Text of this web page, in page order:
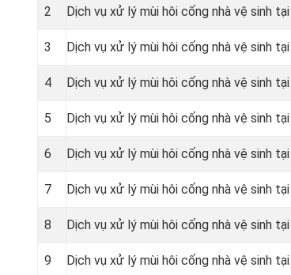
2 Dịch vụ xử lý mùi hôi cống nhà vệ sinh
3 Dịch vụ xử lý mùi hôi cống nhà vệ sinh
4 Dịch vụ xử lý mùi hôi cống nhà vệ sinh
5 Dịch vụ xử lý mùi hôi cống nhà vệ sinh
6 Dịch vụ xử lý mùi hôi cống nhà vệ sinh
7 Dịch vụ xử lý mùi hôi cống nhà vệ sinh
8 Dịch vụ xử lý mùi hôi cống nhà vệ sinh
9 Dịch vụ xử lý mùi hôi cống nhà vệ sinh